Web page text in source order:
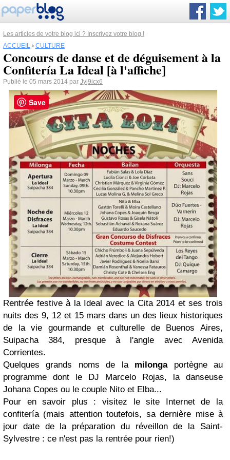
Les articles de votre blog ici ? Inscrivez votre blog !
ACCUEIL › CULTURE
Concours de danse et de déguisement à la
Confitería La Ideal [à l'affiche]
Publié le 05 mars 2014 par Jyj9icx6
Rentrée festive à la Ideal avec la Cita 2014 et ses trois
nuits des 9, 12 et 15 mars dans un des lieux historiques
de la vie gourmande et culturelle de Buenos Aires,
Suipacha 384, presque à l'angle avec Avenida
Corrientes.
Quelques grands noms de la milongaportègne au
programme dont le DJ Marcelo Rojas, la danseuse
Johana Copes ou le couple Nito et Elba...
Pour en savoir plus :
visitez le site Internet de la
confitería (mais attention toutefois, sa dernière mise à
jour date de la préparation du réveillon de la Saint-
Sylvestre : ce n'est pas la rentrée pour rien!)
Save